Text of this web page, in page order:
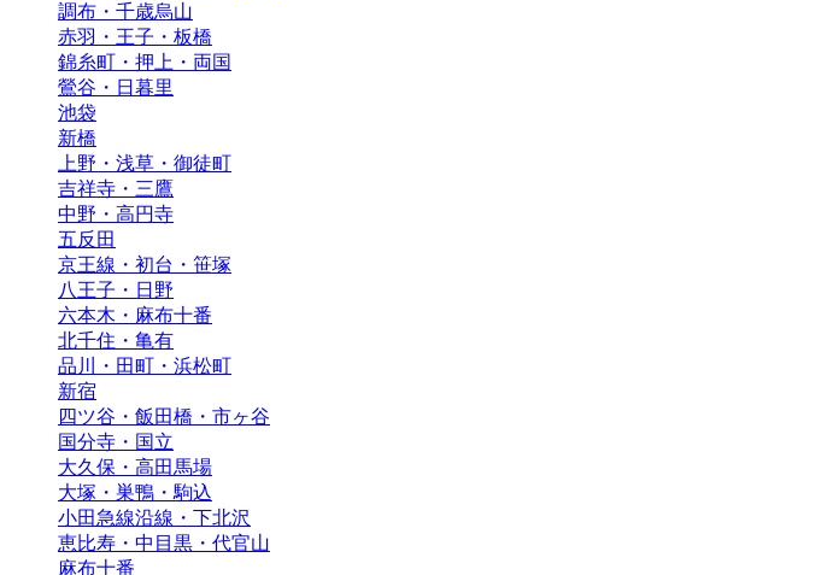
調布・千歳烏山
赤羽・王子・板橋
錦糸町・押上・両国
鶯谷・日暮里
池袋
新橋
上野・浅草・御徒町
吉祥寺・三鷹
中野・高円寺
五反田
京王線・初台・笹塚
八王子・日野
六本木・麻布十番
北千住・亀有
品川・田町・浜松町
新宿
四ツ谷・飯田橋・市ヶ谷
国分寺・国立
大久保・高田馬場
大塚・巣鴨・駒込
小田急線沿線・下北沢
恵比寿・中目黒・代官山
麻布十番